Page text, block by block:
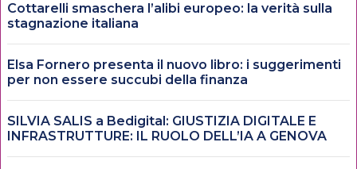
Cottarelli smaschera l’alibi europeo: la verità sulla
stagnazione italiana
Elsa Fornero presenta il nuovo libro: i suggerimenti
per non essere succubi della finanza
SILVIA SALIS a Bedigital: GIUSTIZIA DIGITALE E
INFRASTRUTTURE: IL RUOLO DELL’IA A GENOVA